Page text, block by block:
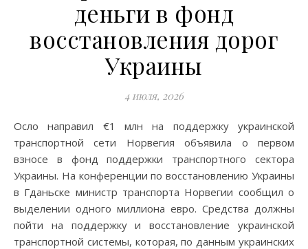
деньги в фонд
восстановления дорог
Украины
4 июля, 2026
Осло направил €1 млн на поддержку украинской
транспортной сети Норвегия объявила о первом
взносе в фонд поддержки транспортного сектора
Украины. На конференции по восстановлению Украины
в Гданьске министр транспорта Норвегии сообщил о
выделении одного миллиона евро. Средства должны
пойти на поддержку и восстановление украинской
транспортной системы, которая, по данным украинских